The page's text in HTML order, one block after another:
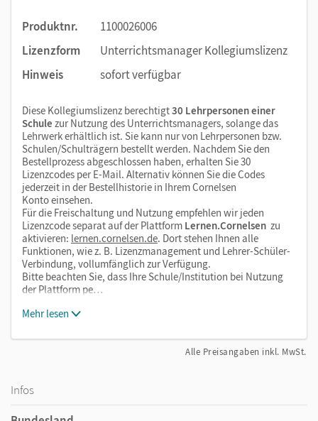
Produktnr.
1100026006
Lizenzform
Unterrichtsmanager Kollegiumslizenz
Hinweis
sofort verfügbar
Diese Kollegiumslizenz berechtigt30 Lehrpersonen einer
Schule zur Nutzung des Unterrichtsmanagers, solange das
Lehrwerk erhältlich ist. Sie kann nur von Lehrpersonen bzw.
Schulen/Schulträgern bestellt werden. Nachdem Sie den
Bestellprozess abgeschlossen haben, erhalten Sie 30
Lizenzcodes per E-Mail. Alternativ können Sie die Codes
jederzeit in der Bestellhistorie in Ihrem Cornelsen
Konto einsehen.
Für die Freischaltung und Nutzung empfehlen wir jeden
Lizenzcode separat auf der Plattform Lernen.Cornelsen zu
aktivieren: lernen.cornelsen.de. Dort stehen Ihnen alle
Funktionen, wie z. B. Lizenzmanagement und Lehrer-Schüler-
Verbindung, vollumfänglich zur Verfügung.
Bitte beachten Sie, dass Ihre Schule/Institution bei Nutzung
der Plattform pe…
Mehr lesen
Alle Preisangaben inkl. MwSt.
Infos